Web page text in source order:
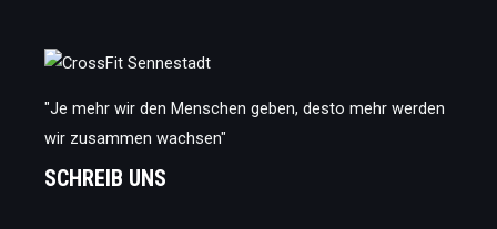
musst
"Je mehr wir den Menschen geben, desto mehr werden
wir zusammen wachsen"
SCHREIB UNS